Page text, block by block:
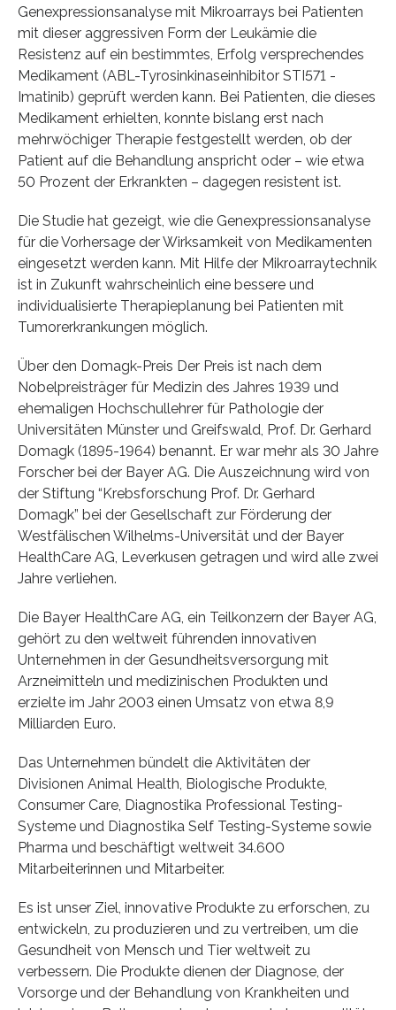
Genexpressionsanalyse mit Mikroarrays bei Patienten
mit dieser aggressiven Form der Leukämie die
Resistenz auf ein bestimmtes, Erfolg versprechendes
Medikament (ABL-Tyrosinkinaseinhibitor STI571 -
Imatinib) geprüft werden kann. Bei Patienten, die dieses
Medikament erhielten, konnte bislang erst nach
mehrwöchiger Therapie festgestellt werden, ob der
Patient auf die Behandlung anspricht oder – wie etwa
50 Prozent der Erkrankten – dagegen resistent ist.
Die Studie hat gezeigt, wie die Genexpressionsanalyse
für die Vorhersage der Wirksamkeit von Medikamenten
eingesetzt werden kann. Mit Hilfe der Mikroarraytechnik
ist in Zukunft wahrscheinlich eine bessere und
individualisierte Therapieplanung bei Patienten mit
Tumorerkrankungen möglich.
Über den Domagk-Preis Der Preis ist nach dem
Nobelpreisträger für Medizin des Jahres 1939 und
ehemaligen Hochschullehrer für Pathologie der
Universitäten Münster und Greifswald, Prof. Dr. Gerhard
Domagk (1895-1964) benannt. Er war mehr als 30 Jahre
Forscher bei der Bayer AG. Die Auszeichnung wird von
der Stiftung “Krebsforschung Prof. Dr. Gerhard
Domagk” bei der Gesellschaft zur Förderung der
Westfälischen Wilhelms-Universität und der Bayer
HealthCare AG, Leverkusen getragen und wird alle zwei
Jahre verliehen.
Die Bayer HealthCare AG, ein Teilkonzern der Bayer AG,
gehört zu den weltweit führenden innovativen
Unternehmen in der Gesundheitsversorgung mit
Arzneimitteln und medizinischen Produkten und
erzielte im Jahr 2003 einen Umsatz von etwa 8,9
Milliarden Euro.
Das Unternehmen bündelt die Aktivitäten der
Divisionen Animal Health, Biologische Produkte,
Consumer Care, Diagnostika Professional Testing-
Systeme und Diagnostika Self Testing-Systeme sowie
Pharma und beschäftigt weltweit 34.600
Mitarbeiterinnen und Mitarbeiter.
Es ist unser Ziel, innovative Produkte zu erforschen, zu
entwickeln, zu produzieren und zu vertreiben, um die
Gesundheit von Mensch und Tier weltweit zu
verbessern. Die Produkte dienen der Diagnose, der
Vorsorge und der Behandlung von Krankheiten und